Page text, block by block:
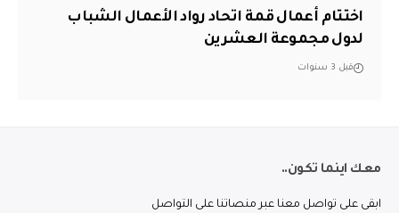
اختتام أعمال قمة اتحاد رواد الأعمال الشباب
لدول مجموعة العشرين
قبل 3 سنوات
معك اينما تكون..
ابقى على تواصل معنا عبر منصاتنا على التواصل